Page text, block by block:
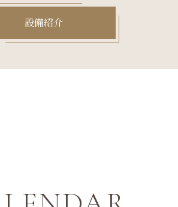
設備紹介